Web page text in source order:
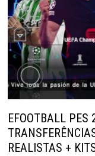
EFOOTBALL PES
REALISTAS +